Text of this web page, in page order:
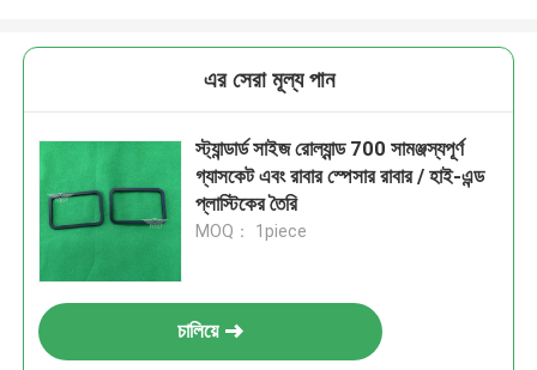
এর সেরা মূল্য পান
স্ট্যান্ডার্ড সাইজ রোল্যান্ড 700 সামঞ্জস্যপূর্ণ
গ্যাসকেট এবং রাবার স্পেসার রাবার / হাই-এন্ড
প্লাস্টিকের তৈরি
MOQ： 1piece
চালিয়ে